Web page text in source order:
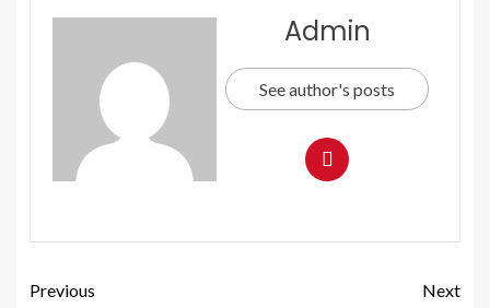
Admin
See author's posts
Previous
Next